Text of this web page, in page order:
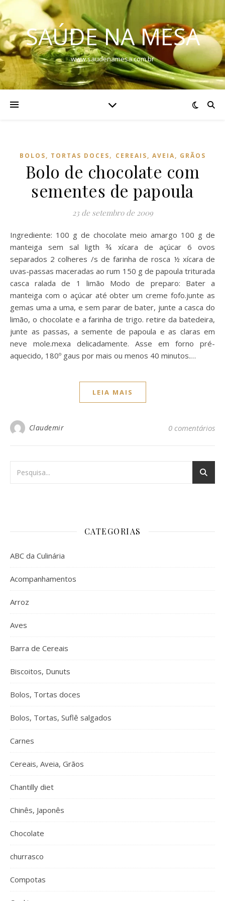
SAÚDE NA MESA
www.saudenamesa.com.br
BOLOS, TORTAS DOCES, CEREAIS, AVEIA, GRÃOS
Bolo de chocolate com
sementes de papoula
23 de setembro de 2009
Ingrediente: 100 g de chocolate meio amargo 100 g de
manteiga sem sal ligth ¾ xícara de açúcar 6 ovos
separados 2 colheres /s de farinha de rosca ½ xícara de
uvas-passas maceradas ao rum 150 g de papoula triturada
casca ralada de 1 limão Modo de preparo: Bater a
manteiga com o açúcar até obter um creme fofo.junte as
gemas uma a uma, e sem parar de bater, junte a casca do
limão, o chocolate e a farinha de trigo. retire da batedeira,
junte as passas, a semente de papoula e as claras em
neve mole.mexa delicadamente. Asse em forno pré-
aquecido, 180º gaus por mais ou menos 40 minutos.…
LEIA MAIS
Claudemir 0 comentários
CATEGORIAS
ABC da Culinária
Acompanhamentos
Arroz
Aves
Barra de Cereais
Biscoitos, Dunuts
Bolos, Tortas doces
Bolos, Tortas, Suflê salgados
Carnes
Cereais, Aveia, Grãos
Chantilly diet
Chinês, Japonês
Chocolate
churrasco
Compotas